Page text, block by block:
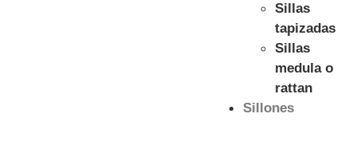
Sillas
tapizadas
Sillas
medula o
rattan
Sillones